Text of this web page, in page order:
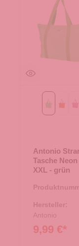
grünorange
Antonio
Tasche Neon
XXL - grün
Hersteller:
Antonio
9,99 €*